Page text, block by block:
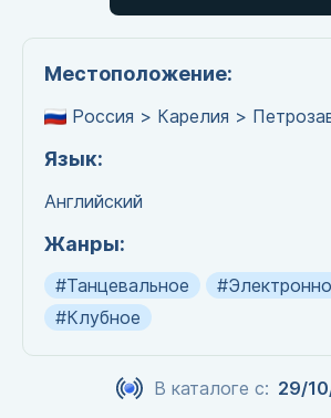
Местоположение:
Россия > Карелия >
Язык:
Английский
Жанры:
#Танцевальное
#Клубное
В каталоге с: 29/